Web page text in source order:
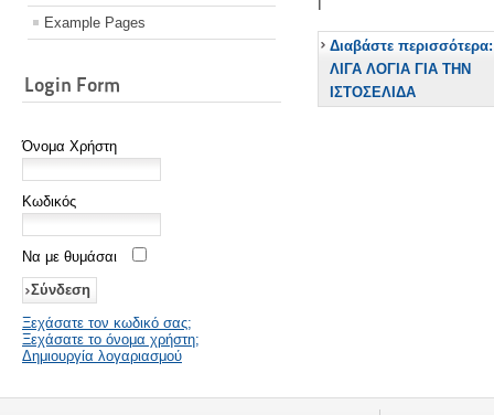
Example Pages
Login Form
Όνομα Χρήστη
Κωδικός
Να με θυμάσαι
Ξεχάσατε τον κωδικό σας;
Ξεχάσατε το όνομα χρήστη;
Δημιουργία λογαριασμού
Διαβάστε περισσότερα:
ΛΙΓΑ ΛΟΓΙΑ ΓΙΑ ΤΗΝ
ΙΣΤΟΣΕΛΙΔΑ